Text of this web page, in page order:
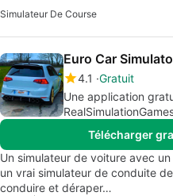
Simulateur De Course
Euro Car
4.1 Gratuit
Une application
Télécharger
Un simulateur de voiture avec
un vrai simulateur de conduite
conduire et déraper…